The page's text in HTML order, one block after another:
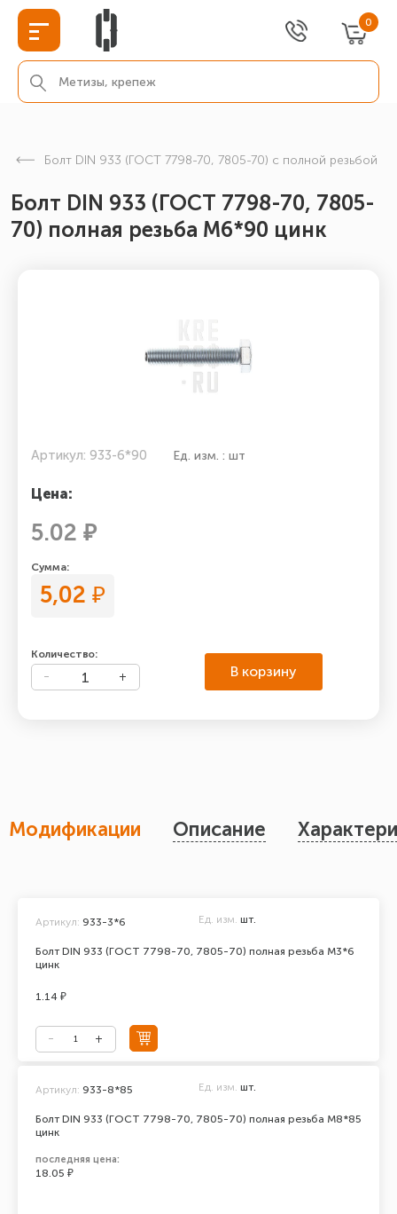
0
Болт DIN 933 (ГОСТ 7798-70, 7805-70) с полной резьбой
Болт DIN 933 (ГОСТ 7798-70, 7805-
70) полная резьба М6*90 цинк
Артикул: 933-6*90 Ед. изм. : шт
Цена:
5.02 ₽
Сумма:
5,02 ₽
Количество:
В корзину
Модификации Описание
Болт DIN 933 (ГОСТ 7798-70, 7805-70) полная резьба М3*6
цинк
Артикул: 933-3*6 Ед. изм. шт.
1.14 ₽
Болт DIN 933 (ГОСТ 7798-70, 7805-70) полная резьба М8*85
цинк
Артикул: 933-8*85 Ед. изм. шт.
последняя цена:
18.05 ₽